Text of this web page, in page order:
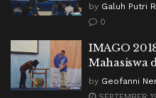
by Galuh Putri
0
IMAGO
Mahasiswa
by Geofanni